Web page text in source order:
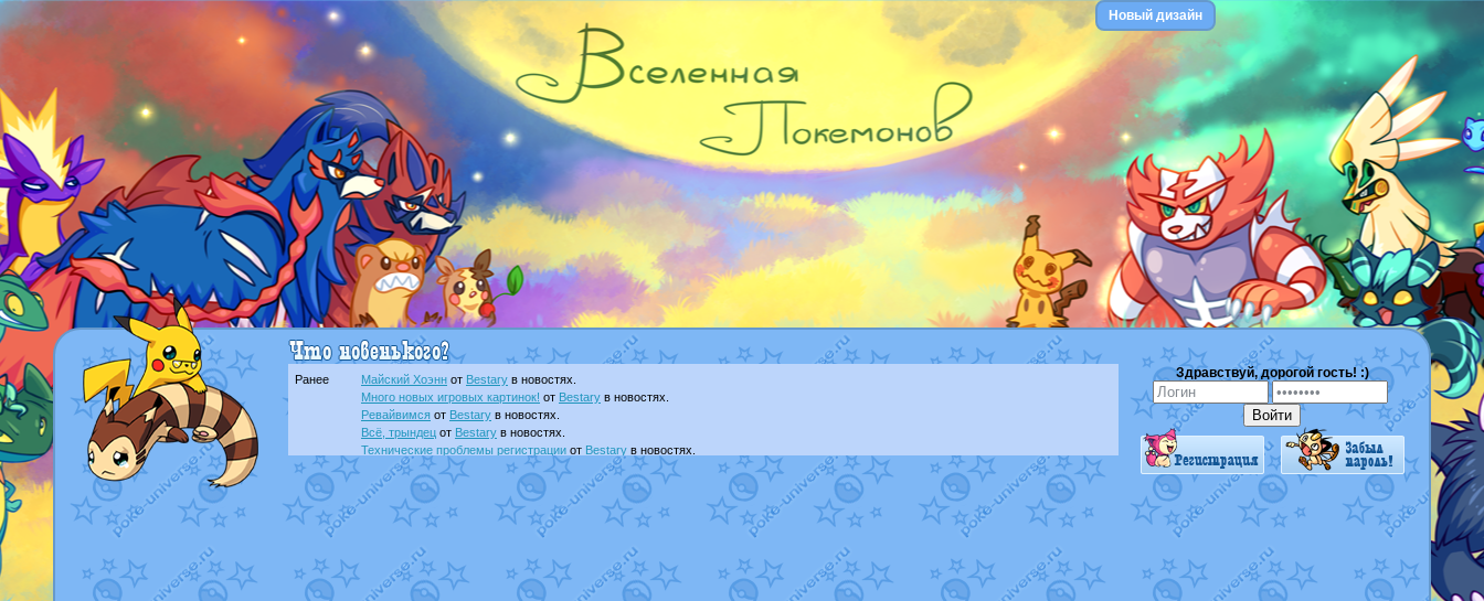
Новый дизайн
Ранее Майский Хоэнн от Bestary в новостях.
Много новых игровых картинок! от Bestary в новостях.
Ревайвимся от Bestary в новостях.
Всё, трындец от Bestary в новостях.
Технические проблемы регистрации от Bestary в новостях.
доброе утро славяне
Dakkuв фанарте.
Йолда и Мимикью
MavisNyanCat в фанарте.
Недовольный котомангустотRandomon
в фанарте.
The Dark Wishmaker
Randomonв фанарте.
ilovearceusв фанарте.
от
Raging Boltот GraceDaFoxв фанарте.
Shadow mismagius
JOK_julia
в фанарте.
Здравствуй, дорогой гость! :)